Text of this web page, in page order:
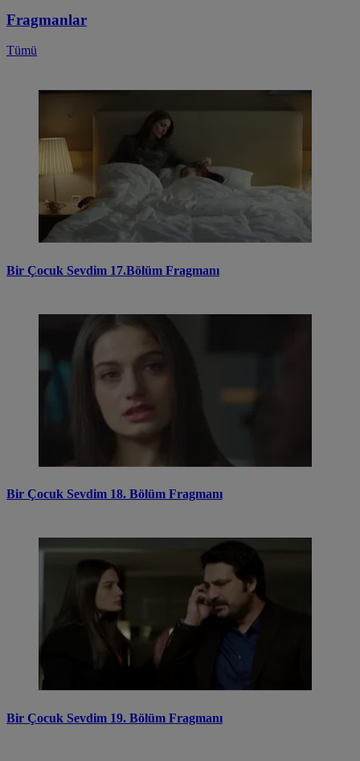
Fragmanlar
Tümü
Bir Çocuk Sevdim 17.Bölüm Fragmanı
Bir Çocuk Sevdim 18. Bölüm Fragmanı
Bir Çocuk Sevdim 19. Bölüm Fragmanı